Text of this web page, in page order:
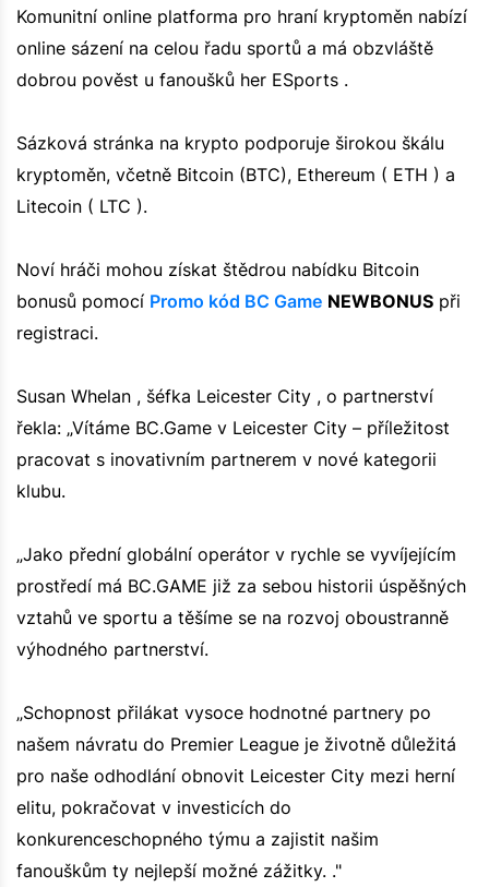
Komunitní online platforma pro hraní kryptoměn nabízí
online sázení na celou řadu sportů a má obzvláště
dobrou pověst u fanoušků her ESports .
Sázková stránka na krypto podporuje širokou škálu
kryptoměn, včetně Bitcoin (BTC), Ethereum ( ETH ) a
Litecoin ( LTC ).
Noví hráči mohou získat štědrou nabídku Bitcoin
bonusů pomocí Promo kód BC Game NEWBONUS při
registraci.
Susan Whelan , šéfka Leicester City , o partnerství
řekla: „Vítáme BC.Game v Leicester City – příležitost
pracovat s inovativním partnerem v nové kategorii
klubu.
„Jako přední globální operátor v rychle se vyvíjejícím
prostředí má BC.GAME již za sebou historii úspěšných
vztahů ve sportu a těšíme se na rozvoj oboustranně
výhodného partnerství.
„Schopnost přilákat vysoce hodnotné partnery po
našem návratu do Premier League je životně důležitá
pro naše odhodlání obnovit Leicester City mezi herní
elitu, pokračovat v investicích do
konkurenceschopného týmu a zajistit našim
fanouškům ty nejlepší možné zážitky. ."